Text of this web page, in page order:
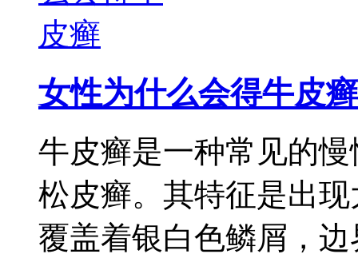
女性为什么会得牛皮癣
牛皮癣是一种常见的
松皮癣。其特征是出
覆盖着银白色鳞屑，